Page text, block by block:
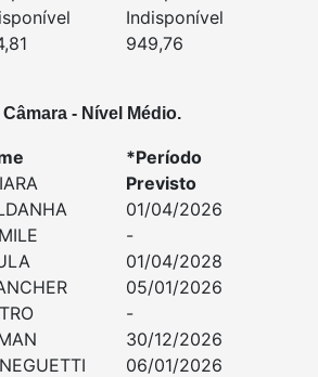
Indisponível
949,76
- Nível Médio.
*Período
Previsto
01/04/2026
-
01/04/2028
05/01/2026
-
30/12/2026
06/01/2026